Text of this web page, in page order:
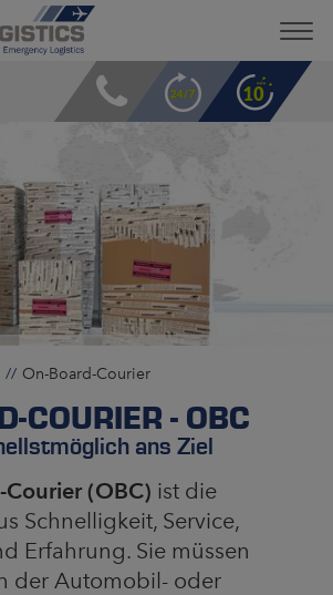
On-Board-Courier
COURIER - OBC
ans Ziel
(OBC) ist die
Schnelligkeit, Service,
Erfahrung. Sie müssen
der Automobil- oder